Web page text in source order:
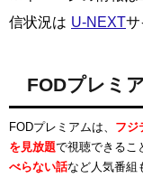
信状況は U-NEXTサ
FODプレミ
FODプレミアムは、 フジ
を見放題で視聴できるこ
べらない話など人気番組